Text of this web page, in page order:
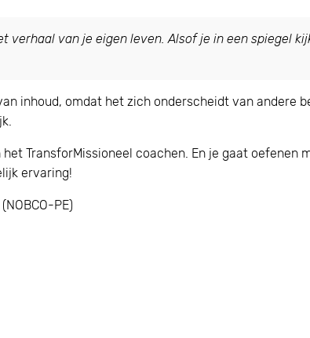
verhaal van je eigen leven. Alsof je in een spiegel
inhoud, omdat het zich onderscheidt van andere
TransforMissioneel coachen. En je gaat
ervaring!
PE)